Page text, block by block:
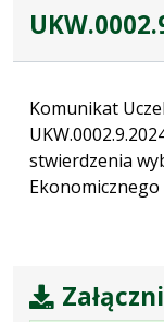
Komunikat
stwierdzenia